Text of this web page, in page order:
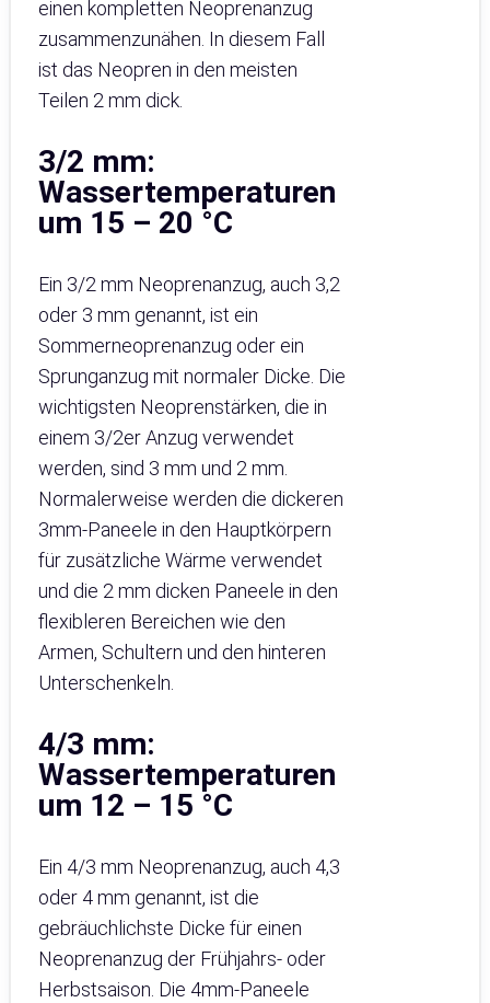
einen kompletten Neoprenanzug
zusammenzunähen. In diesem Fall
ist das Neopren in den meisten
Teilen 2 mm dick.
3/2 mm:
Wassertemperaturen
um 15 – 20 °C
Ein 3/2 mm Neoprenanzug, auch 3,2
oder 3 mm genannt, ist ein
Sommerneoprenanzug oder ein
Sprunganzug mit normaler Dicke. Die
wichtigsten Neoprenstärken, die in
einem 3/2er Anzug verwendet
werden, sind 3 mm und 2 mm.
Normalerweise werden die dickeren
3mm-Paneele in den Hauptkörpern
für zusätzliche Wärme verwendet
und die 2 mm dicken Paneele in den
flexibleren Bereichen wie den
Armen, Schultern und den hinteren
Unterschenkeln.
4/3 mm:
Wassertemperaturen
um 12 – 15 °C
Ein 4/3 mm Neoprenanzug, auch 4,3
oder 4 mm genannt, ist die
gebräuchlichste Dicke für einen
Neoprenanzug der Frühjahrs- oder
Herbstsaison. Die 4mm-Paneele